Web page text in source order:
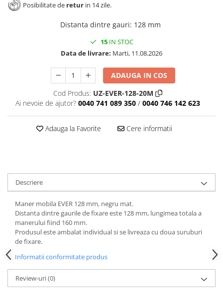
Posibilitate de retur in 14 zile.
Distanta dintre gauri: 128 mm
15IN STOC
Data de livrare: Marti, 11.08.2026
ADAUGA IN COS
Cod Produs: UZ-EVER-128-20M
Ai nevoie de ajutor? 0040 741 089 350 / 0040 746 142 623
Adauga la Favorite Cere informatii
Descriere
Maner mobila EVER 128 mm, negru mat.
Distanta dintre gaurile de fixare este 128 mm, lungimea totala a
manerului fiind 160 mm.
Produsul este ambalat individual si se livreaza cu doua suruburi
de fixare.
Informatii conformitate produs
Review-uri(0)